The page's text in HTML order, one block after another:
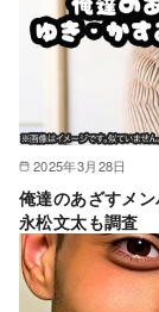
2025年3月28日
俺達のあざすメ
永松文太も調査